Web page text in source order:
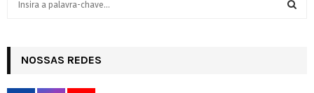
h
f
NOSSAS REDES